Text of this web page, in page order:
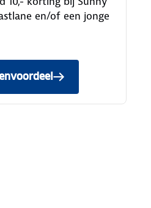
en/of een jonge